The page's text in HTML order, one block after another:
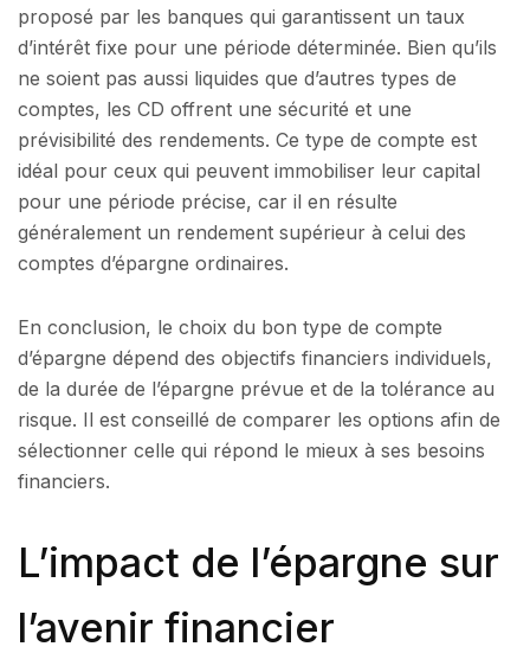
proposé par les banques qui garantissent un taux
d’intérêt fixe pour une période déterminée. Bien qu’ils
ne soient pas aussi liquides que d’autres types de
comptes, les CD offrent une sécurité et une
prévisibilité des rendements. Ce type de compte est
idéal pour ceux qui peuvent immobiliser leur capital
pour une période précise, car il en résulte
généralement un rendement supérieur à celui des
comptes d’épargne ordinaires.
En conclusion, le choix du bon type de compte
d’épargne dépend des objectifs financiers individuels,
de la durée de l’épargne prévue et de la tolérance au
risque. Il est conseillé de comparer les options afin de
sélectionner celle qui répond le mieux à ses besoins
financiers.
L’impact de l’épargne sur
l’avenir financier